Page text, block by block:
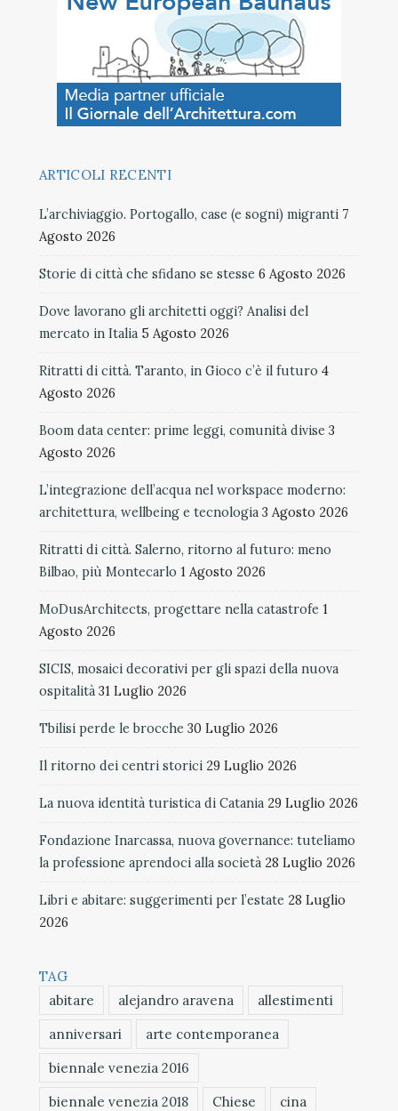
ARTICOLI RECENTI
L’archiviaggio. Portogallo, case (e sogni) migranti 7
Agosto 2026
Storie di città che sfidano se stesse 6 Agosto 2026
Dove lavorano gli architetti oggi? Analisi del
mercato in Italia 5 Agosto 2026
Ritratti di città. Taranto, in Gioco c’è il futuro 4
Agosto 2026
Boom data center: prime leggi, comunità divise 3
Agosto 2026
L’integrazione dell’acqua nel workspace moderno:
architettura, wellbeing e tecnologia 3 Agosto 2026
Ritratti di città. Salerno, ritorno al futuro: meno
Bilbao, più Montecarlo 1 Agosto 2026
MoDusArchitects, progettare nella catastrofe 1
Agosto 2026
SICIS, mosaici decorativi per gli spazi della nuova
ospitalità 31 Luglio 2026
Tbilisi perde le brocche 30 Luglio 2026
Il ritorno dei centri storici 29 Luglio 2026
La nuova identità turistica di Catania 29 Luglio 2026
Fondazione Inarcassa, nuova governance: tuteliamo
la professione aprendoci alla società 28 Luglio 2026
Libri e abitare: suggerimenti per l’estate 28 Luglio
2026
TAG
abitare
alejandro aravena
allestimenti
anniversari
arte contemporanea
biennale venezia 2016
biennale venezia 2018
Chiese
cina